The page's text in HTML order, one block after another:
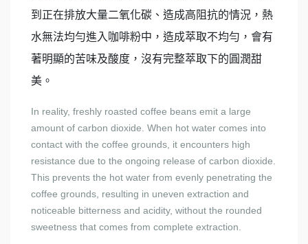
到正在排放大量二氧化碳、造成高阻抗的情況，熱
水無法均勻進入咖啡粉中，造成萃取不均勻，會有
著明顯的苦味及酸度，沒有完整萃取下的圓潤甜
美。
In reality, freshly roasted coffee beans emit a large
amount of carbon dioxide. When hot water comes into
contact with the coffee grounds, it encounters high
resistance due to the ongoing release of carbon dioxide.
This prevents the hot water from evenly penetrating the
coffee grounds, resulting in uneven extraction and
noticeable bitterness and acidity, without the rounded
sweetness that comes from complete extraction.